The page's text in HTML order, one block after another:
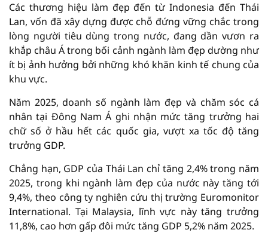
Các thương hiệu làm đẹp đến từ Indonesia đến Thái
Lan, vốn đã xây dựng được chỗ đứng vững chắc trong
lòng người tiêu dùng trong nước, đang dần vươn ra
khắp châu Á trong bối cảnh ngành làm đẹp dường như
ít bị ảnh hưởng bởi những khó khăn kinh tế chung của
khu vực.
Năm 2025, doanh số ngành làm đẹp và chăm sóc cá
nhân tại Đông Nam Á ghi nhận mức tăng trưởng hai
chữ số ở hầu hết các quốc gia, vượt xa tốc độ tăng
trưởng GDP.
Chẳng hạn, GDP của Thái Lan chỉ tăng 2,4% trong năm
2025, trong khi ngành làm đẹp của nước này tăng tới
9,4%, theo công ty nghiên cứu thị trường Euromonitor
International. Tại Malaysia, lĩnh vực này tăng trưởng
11,8%, cao hơn gấp đôi mức tăng GDP 5,2% năm 2025.